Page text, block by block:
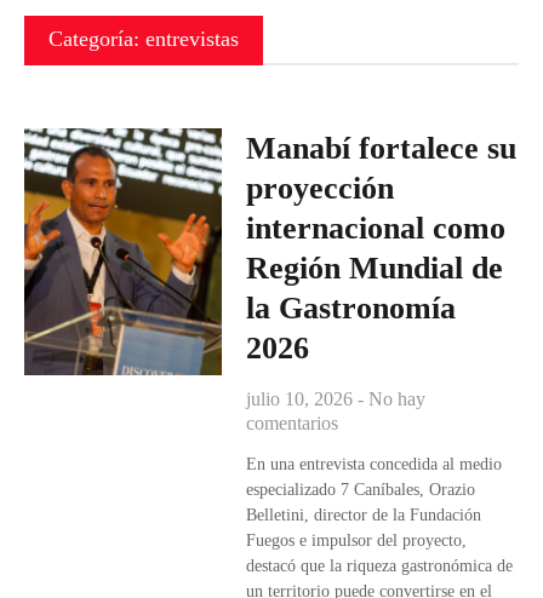
Categoría: entrevistas
Manabí fortalece su
proyección
internacional como
Región Mundial de
la Gastronomía
2026
julio 10, 2026 No hay
comentarios
En una entrevista concedida al medio
especializado 7 Caníbales, Orazio
Belletini, director de la Fundación
Fuegos e impulsor del proyecto,
destacó que la riqueza gastronómica de
un territorio puede convertirse en el